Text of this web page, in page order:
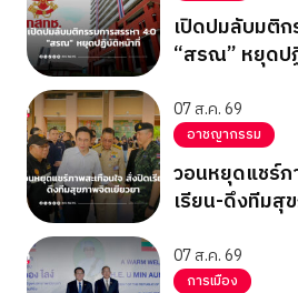
เปิดปมลับมติ
“สรณ” หยุด
07 ส.ค. 69
อาชญากรรม
วอนหยุดแชร์ภ
เรียน-ดึงทีมสุ
07 ส.ค. 69
การเมือง